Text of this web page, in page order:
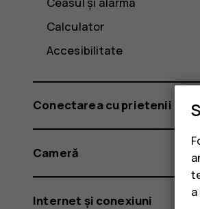
Calculator
Accesibilitate
Conectarea cu prietenii și
Cameră
Internet și conexiuni